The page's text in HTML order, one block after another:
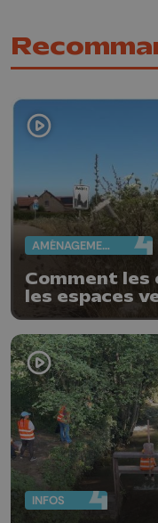
AMÉNAGEMENT DU TERRITOIRE
Comment les
les espaces
changement
INFOS